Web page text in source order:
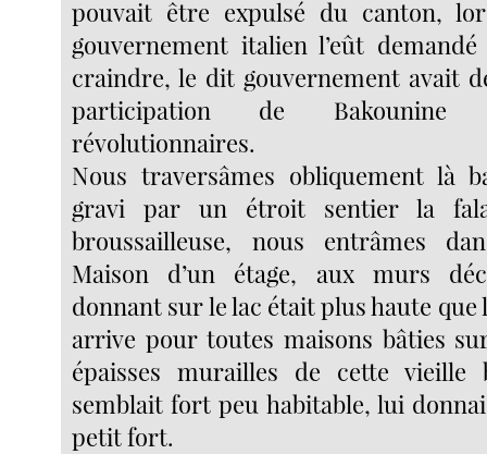
pouvait être expulsé du canton,
gouvernement italien l’eût
craindre, le dit gouvernement avait
participation de Bakounine
révolutionnaires.
Nous traversâmes obliquement là
gravi par un étroit sentier la
broussailleuse, nous entrâmes
Maison d’un étage, aux murs
donnant sur le lac était plus haute que
arrive pour toutes maisons bâties
épaisses murailles de cette vieille
semblait fort peu habitable, lui
petit fort.